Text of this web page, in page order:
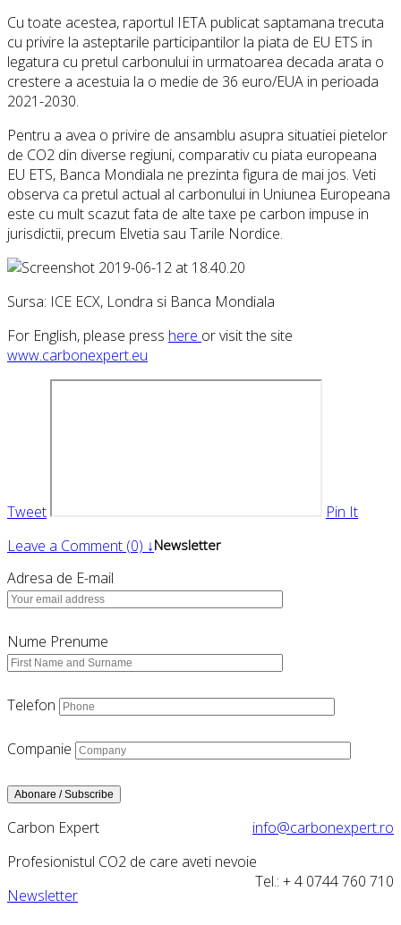
Cu toate acestea, raportul IETA publicat saptamana trecuta
cu privire la asteptarile participantilor la piata de EU ETS in
legatura cu pretul carbonului in urmatoarea decada arata o
crestere a acestuia la o medie de 36 euro/EUA in perioada
2021-2030.
Pentru a avea o privire de ansamblu asupra situatiei pietelor
de CO2 din diverse regiuni, comparativ cu piata europeana
EU ETS, Banca Mondiala ne prezinta figura de mai jos. Veti
observa ca pretul actual al carbonului in Uniunea Europeana
este cu mult scazut fata de alte taxe pe carbon impuse in
jurisdictii, precum Elvetia sau Tarile Nordice.
Sursa: ICE ECX, Londra si Banca Mondiala
For English, please press here or visit the site
www.carbonexpert.eu
Tweet
Pin It
Leave a Comment (0) ↓Newsletter
Adresa de E-mail
Nume Prenume
Telefon
Companie
Carbon Expert
info@carbonexpert.ro
Profesionistul CO2 de care aveti nevoie
Tel.: + 4 0744 760 710
Newsletter